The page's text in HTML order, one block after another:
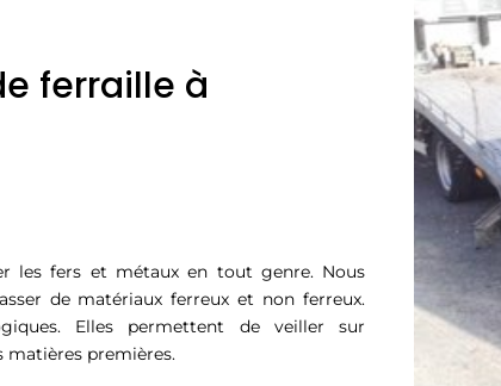
ferraille à
les fers et métaux en tout genre. Nous
de matériaux ferreux et non ferreux.
Elles permettent de veiller sur
matières premières.